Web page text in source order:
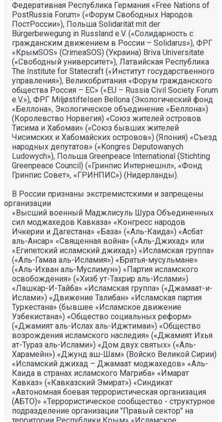
Федеративная Республика Германия «Free Nations of
PostRussia Forum» («Форум Свободных Народов
ПостРоссии»), Польша Solidarität mit der
Bürgerbewegung in Russland e.V. («Солидарность с
гражданским движением в России – Solidarus»), ФРГ
«КрымSOS» (CrimeaSOS) (Украина) Briva Universitate
(«Свободный университет»), Латвийская Республика
The Institute for Statecraft («Институт государственного
управления»), Великобритания «Форум гражданского
общества Россия – ЕС» («EU – Russia Civil Society Forum
e.V.»), ФРГ Miljøstiftelsen Bellona (Экологический фонд
«Беллона», Экологическое объединение «Беллона»)
(Королевство Норвегия) «Союз жителей островов
Тисима и Хабомаи» («Союз бывших жителей
Чисимских и Хабомайских островов») (Япония) «Съезд
народных депутатов» («Kongres Deputowanych
Ludowych»), Польша Greenpeace International (Stichting
Greenpeace Council) («Гринпис Интернешнл», «Фонд
Гринпис Совет», «ГРИНПИС») (Нидерланды).
В России признаны экстремистскими и запрещены
организации
«Высший военный Маджлисуль Шура Объединенных
сил моджахедов Кавказа» «Конгресс народов
Ичкерии и Дагестана» «База» («Аль-Каида») «Асбат
аль-Ансар» «Священная война» («Аль-Джихад» или
«Египетский исламский джихад») «Исламская группа»
(«Аль-Гамаа аль-Исламия») «Братья-мусульмане»
(«Аль-Ихван аль-Муслимун») «Партия исламского
освобождения» («Хизб ут-Тахрир аль-Ислами»)
«Лашкар-И-Тайба» «Исламская группа» («Джамаат-и-
Ислами») «Движение Талибан» «Исламская партия
Туркестана» (бывшее «Исламское движение
Узбекистана») «Общество социальных реформ»
(«Джамият аль-Ислах аль-Иджтимаи») «Общество
возрождения исламского наследия» («Джамият Ихья
ат-Тураз аль-Ислами») «Дом двух святых» («Аль-
Харамейн») «Джунд аш-Шам» (Войско Великой Сирии)
«Исламский джихад – Джамаат моджахедов» «Аль-
Каида в странах исламского Магриба» «Имарат
Кавказ» («Кавказский Эмират») «Синдикат
«Автономная боевая террористическая организация
(АБТО)» «Террористическое сообщество - структурное
подразделение организации "Правый сектор" на